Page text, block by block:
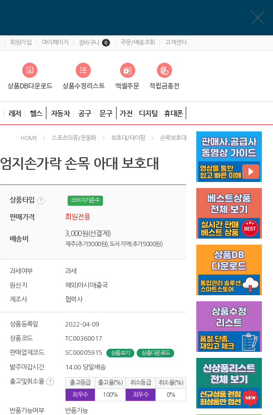
회원가입 마이페이지 장바구니 0 주문/배송조회 고객센터
레저 헬스 자동차 공구 문구 가전 디지털 휴대폰
HOME 스포츠의류/운동화 보호대/테이핑 손목보호대
엄지손가락 손목 아대 보호대
상품타입 소비자가준수
판매가격 회원전용
배송비
3,000원(선결제)
제주(추가3000원),도서지역(추가5000원)
과세여부 과세
원산지 해외|아시아|중국
제조사 협력사
상품등록일 2022-04-09
상품코드 TC00360017
판매업체코드 SC00005915 상품보기 상품다운로드
발주마감시간 14:00 당일배송
출고및취소율 출고등급 출고율(%) 취소등급
취소율(%)
최우수
100% 최우수 0%
반품가능여부 반품가능